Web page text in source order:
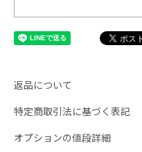
返品について
特定商取引法に基づく表記
オプションの値段詳細